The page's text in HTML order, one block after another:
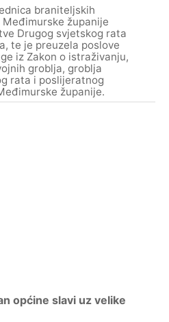
braniteljskih
županije
Drugog svjetskog rata
te je preuzela poslove
iz Zakon o istraživanju,
groblja, groblja
rata i poslijeratnog
županije.
općine slavi uz velike